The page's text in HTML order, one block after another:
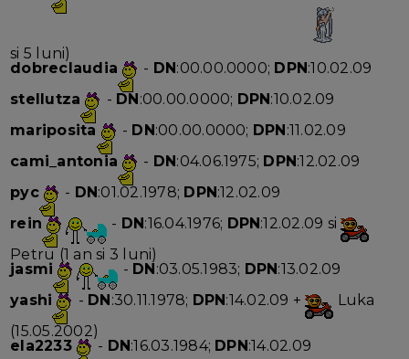
si 5 luni)
dobreclaudia
- DN:00.00.0000; DPN:10.02.09
stellutza
- DN:00.00.0000; DPN:10.02.09
mariposita
- DN:00.00.0000; DPN:11.02.09
cami_antonia
- DN:04.06.1975; DPN:12.02.09
pyc
- DN:01.02.1978; DPN:12.02.09
rein
- DN:16.04.1976; DPN:12.02.09 si
Petru (1 an si 3 luni)
jasmi
- DN:03.05.1983; DPN:13.02.09
yashi
- DN:30.11.1978; DPN:14.02.09 +
Luka
(15.05.2002)
ela2233
- DN:16.03.1984; DPN:14.02.09